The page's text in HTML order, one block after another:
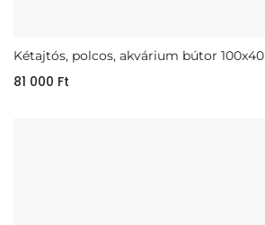
Kétajtós, polcos, akvárium bútor 100x40
81 000 Ft